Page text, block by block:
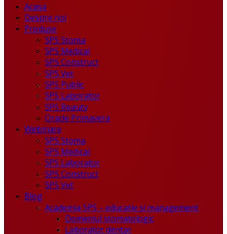
Acasa
Despre noi
Produse
SPS Stoma
SPS Medical
SPS Construct
SPS Vet
SPS Public
SPS Laborator
SPS Beauty
Oracle Primavera
Webinare
SPS Stoma
SPS Medical
SPS Laborator
SPS Construct
SPS Vet
Blog
Academia SPS – educatie si management
Domeniul stomatologic
Laborator dentar